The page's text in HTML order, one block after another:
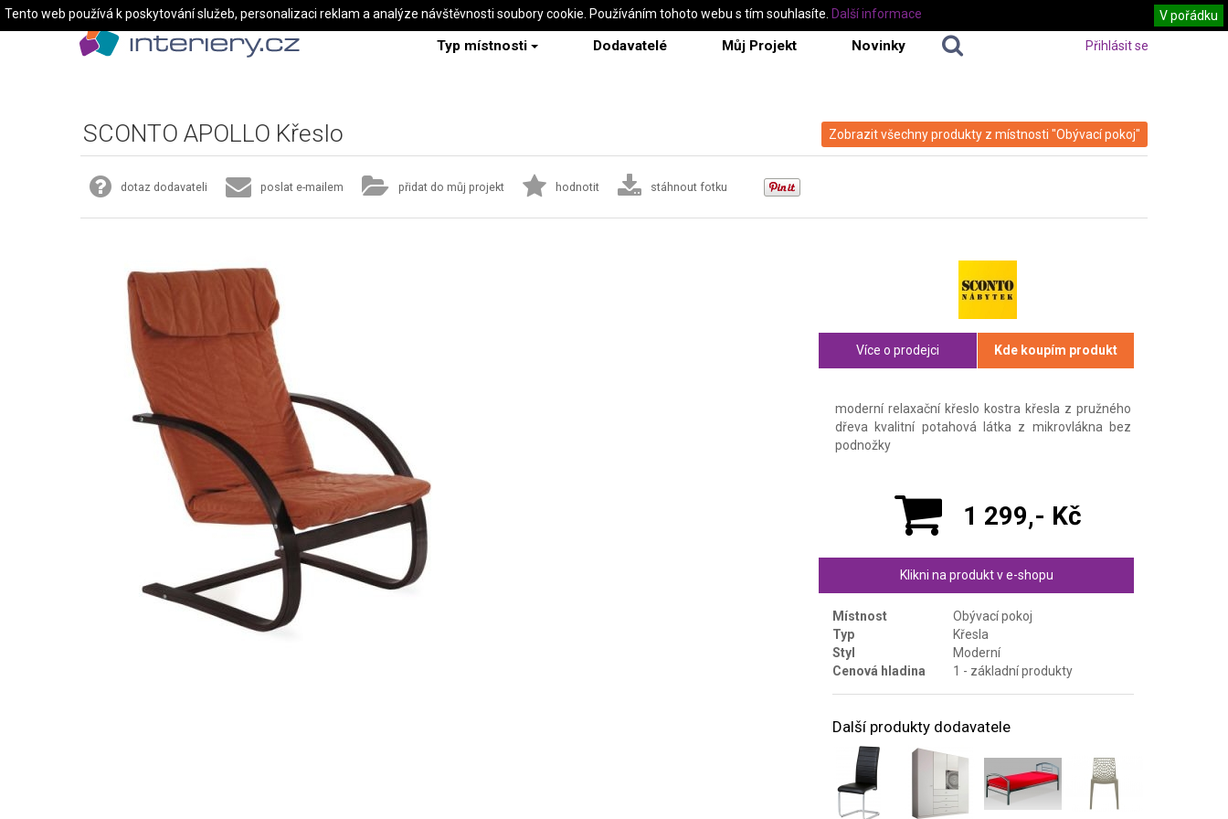
Typ místnosti Dodavatelé Můj Projekt Novinky Přihlásit se
Zobrazit všechny produkty z místnosti "Obývací pokoj"
SCONTO APOLLO Křeslo
dotaz dodavateli poslat e-mailem přidat do můj projekt hodnotit stáhnout fotku
Více o prodejci Kde koupím produkt
moderní relaxační křeslo kostra křesla z pružného
dřeva kvalitní potahová látka z mikrovlákna bez
podnožky
1 299,- Kč
Klikni na produkt v e-shopu
Místnost
Obývací pokoj
Typ
Křesla
Styl
Moderní
Cenová hladina
1 - základní produkty
Další produkty dodavatele
Tento web používá k poskytování služeb, personalizaci reklam a analýze návštěvnosti soubory cookie. Používáním tohoto webu s tím souhlasíte. V pořádku
Další informace